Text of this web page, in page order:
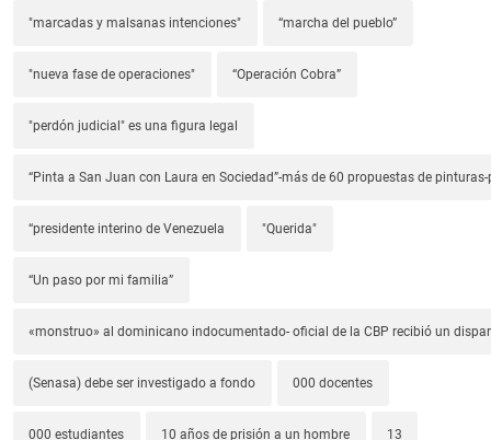
"marcadas y malsanas intenciones" “marcha del pueblo”
"nueva fase de operaciones" “Operación Cobra”
"perdón judicial" es una figura legal
“Pinta a San Juan con Laura en Sociedad”-más de 60 propuestas de
“presidente interino de Venezuela "Querida"
“Un paso por mi familia”
«monstruo» al dominicano indocumentado- oficial de la CBP recibió un
(Senasa) debe ser investigado a fondo 000 docentes
000 estudiantes 10 años de prisión a un hombre 13